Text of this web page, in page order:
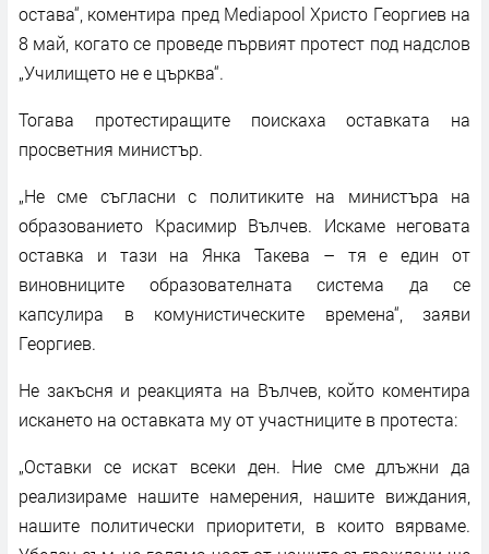
остава“, коментира пред Mediapool Христо Георгиев на
8 май, когато се проведе първият протест под надслов
„Училището не е църква“.
Тогава протестиращите поискаха оставката на
просветния министър.
„Не сме съгласни с политиките на министъра на
образованието Красимир Вълчев. Искаме неговата
оставка и тази на Янка Такева – тя е един от
виновниците образователната система да се
капсулира в комунистическите времена“, заяви
Георгиев.
Не закъсня и реакцията на Вълчев, който коментира
искането на оставката му от участниците в протеста:
„Оставки се искат всеки ден. Ние сме длъжни да
реализираме нашите намерения, нашите виждания,
нашите политически приоритети, в които вярваме.